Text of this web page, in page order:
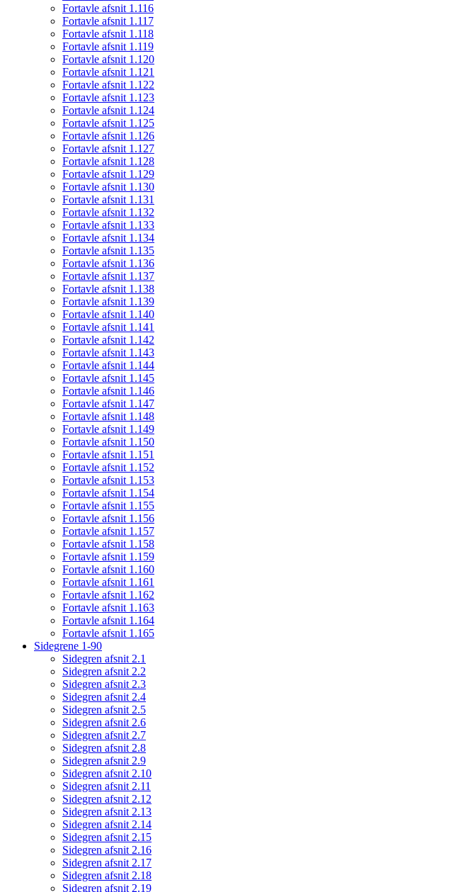
Fortavle afsnit 1.116
Fortavle afsnit 1.117
Fortavle afsnit 1.118
Fortavle afsnit 1.119
Fortavle afsnit 1.120
Fortavle afsnit 1.121
Fortavle afsnit 1.122
Fortavle afsnit 1.123
Fortavle afsnit 1.124
Fortavle afsnit 1.125
Fortavle afsnit 1.126
Fortavle afsnit 1.127
Fortavle afsnit 1.128
Fortavle afsnit 1.129
Fortavle afsnit 1.130
Fortavle afsnit 1.131
Fortavle afsnit 1.132
Fortavle afsnit 1.133
Fortavle afsnit 1.134
Fortavle afsnit 1.135
Fortavle afsnit 1.136
Fortavle afsnit 1.137
Fortavle afsnit 1.138
Fortavle afsnit 1.139
Fortavle afsnit 1.140
Fortavle afsnit 1.141
Fortavle afsnit 1.142
Fortavle afsnit 1.143
Fortavle afsnit 1.144
Fortavle afsnit 1.145
Fortavle afsnit 1.146
Fortavle afsnit 1.147
Fortavle afsnit 1.148
Fortavle afsnit 1.149
Fortavle afsnit 1.150
Fortavle afsnit 1.151
Fortavle afsnit 1.152
Fortavle afsnit 1.153
Fortavle afsnit 1.154
Fortavle afsnit 1.155
Fortavle afsnit 1.156
Fortavle afsnit 1.157
Fortavle afsnit 1.158
Fortavle afsnit 1.159
Fortavle afsnit 1.160
Fortavle afsnit 1.161
Fortavle afsnit 1.162
Fortavle afsnit 1.163
Fortavle afsnit 1.164
Fortavle afsnit 1.165
Sidegrene 1-90
Sidegren afsnit 2.1
Sidegren afsnit 2.2
Sidegren afsnit 2.3
Sidegren afsnit 2.4
Sidegren afsnit 2.5
Sidegren afsnit 2.6
Sidegren afsnit 2.7
Sidegren afsnit 2.8
Sidegren afsnit 2.9
Sidegren afsnit 2.10
Sidegren afsnit 2.11
Sidegren afsnit 2.12
Sidegren afsnit 2.13
Sidegren afsnit 2.14
Sidegren afsnit 2.15
Sidegren afsnit 2.16
Sidegren afsnit 2.17
Sidegren afsnit 2.18
Sidegren afsnit 2.19